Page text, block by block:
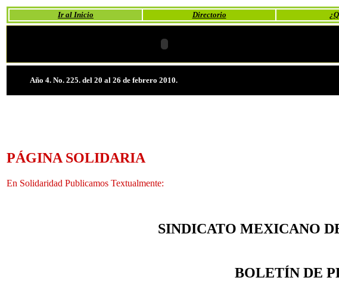
Ir al Inicio Directorio
Año 4. No. 225. del 20 al 26 de febrero 2010.
PÁGINA SOLIDARIA
En Solidaridad Publicamos Textualmente:
SINDICATO MEXICANO
BOLETÍN DE